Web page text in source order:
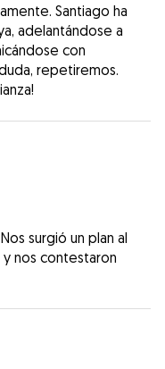
Santiago ha
adelantándose a
con
repetiremos.
surgió un plan al
nos contestaron